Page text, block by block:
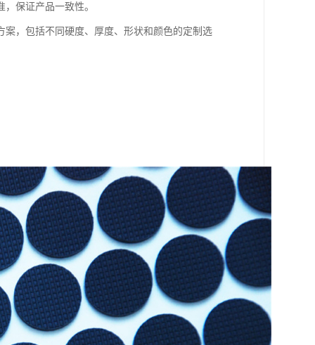
保证产品一致性。
，包括不同硬度、厚度、形状和颜色的定制选